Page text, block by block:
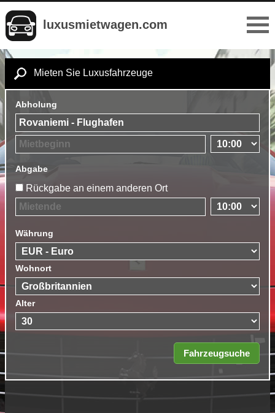
luxusmietwagen.com
Mieten Sie Luxusfahrzeuge
Abholung
Abgabe
Rückgabe an einem anderen Ort
Währung
Wohnort
Alter